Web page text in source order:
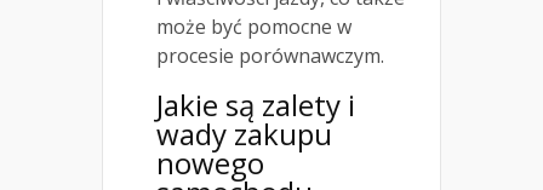
może być pomocne w
procesie porównawczym.
Jakie są zalety i
wady zakupu
nowego